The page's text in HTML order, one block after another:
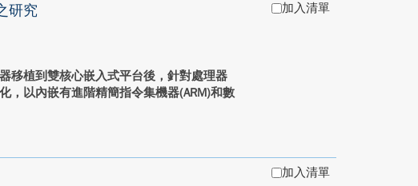
研究
移植到雙核心嵌入式平台後，針對處理器
，以內嵌有進階精簡指令集機器(ARM)和數
加入清單
加入清單